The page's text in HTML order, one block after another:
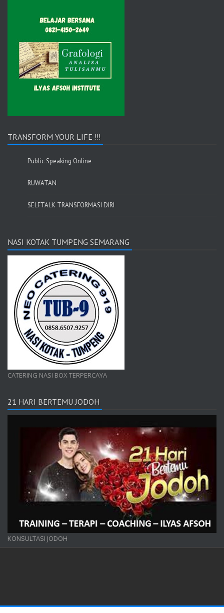
TRANSFORM YOUR LIFE !!!
Public Speaking Online
RUWATAN
SELFTALK TRANSFORMASI DIRI
NASI KOTAK TUMPENG SEMARANG
CATERING NASI BOX TERPERCAYA
21 HARI BERTEMU JODOH
KONSULTASI JODOH